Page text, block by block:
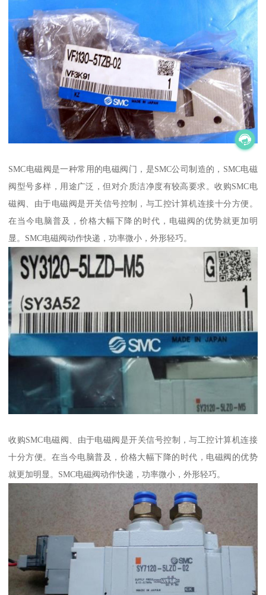
SMC电磁阀是一种常用的电磁阀门，是SMC公司制造的，SMC电磁
阀型号多样，用途广泛，但对介质洁净度有较高要求。收购SMC电
磁阀、由于电磁阀是开关信号控制，与工控计算机连接十分方便。
在当今电脑普及，价格大幅下降的时代，电磁阀的优势就更加明
显。SMC电磁阀动作快递，功率微小，外形轻巧。
收购SMC电磁阀、由于电磁阀是开关信号控制，与工控计算机连接
十分方便。在当今电脑普及，价格大幅下降的时代，电磁阀的优势
就更加明显。SMC电磁阀动作快递，功率微小，外形轻巧。